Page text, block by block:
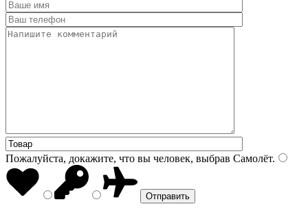
Пожалуйста, докажите, что вы человек, выбрав Самолёт.